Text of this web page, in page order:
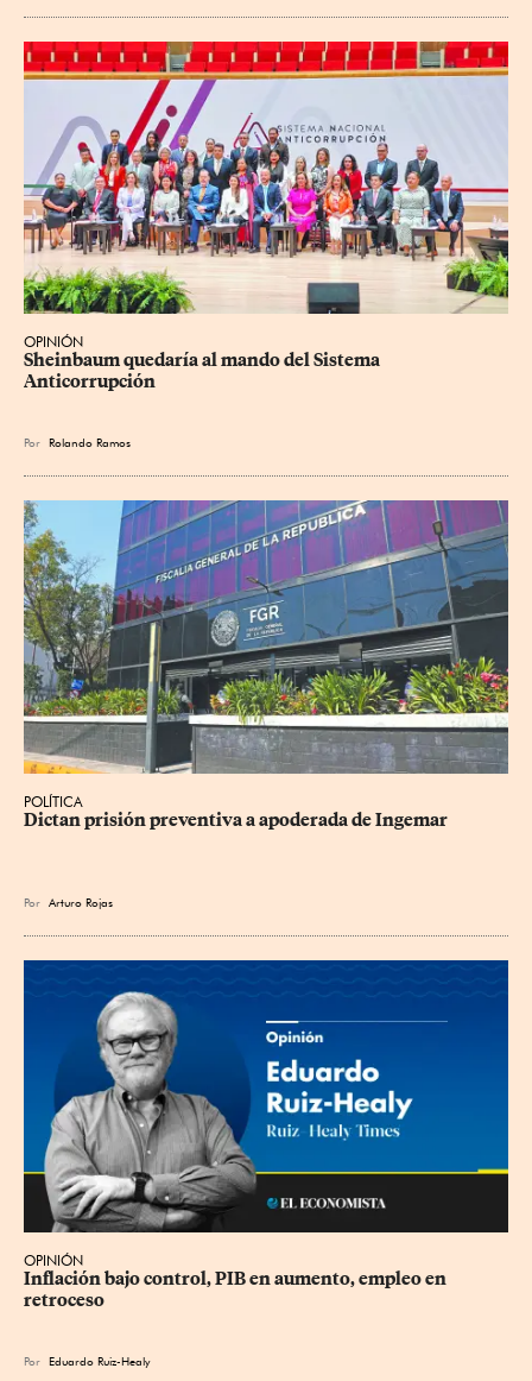
OPINIÓN
Sheinbaum quedaría al mando del Sistema
Anticorrupción
Por Rolando Ramos
POLÍTICA
Dictan prisión preventiva a apoderada de Ingemar
Por Arturo Rojas
OPINIÓN
Inflación bajo control, PIB en aumento, empleo en
retroceso
Por Eduardo Ruiz-Healy